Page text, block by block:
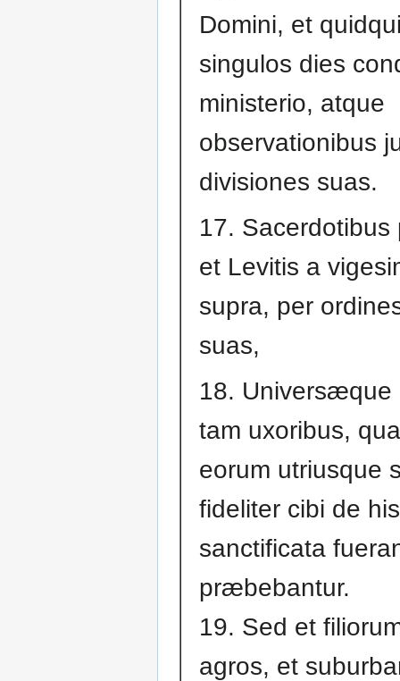
Domini, et
singulos dies
ministerio, atque
observationibus
divisiones suas.
17. Sacerdotibus
et Levitis a
supra, per
suas,
18. Universæque
tam uxoribus,
eorum utriusque
fideliter cibi de
sanctificata
præbebantur.
19. Sed et
agros, et